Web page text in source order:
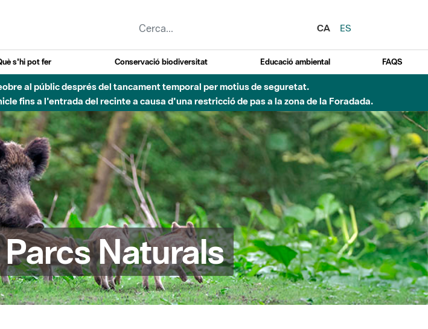
CA
ES
s'hi pot fer Conservació biodiversitat Educació ambiental FAQS
al públic després del tancament temporal per motius de seguretat.
fins a l'entrada del recinte a causa d'una restricció de pas a la zona de la Foradada.
Naturals